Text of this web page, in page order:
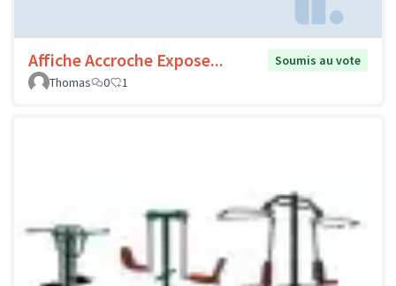
Affiche Accroche Expose...
Soumis au vote
Thomas
0 1